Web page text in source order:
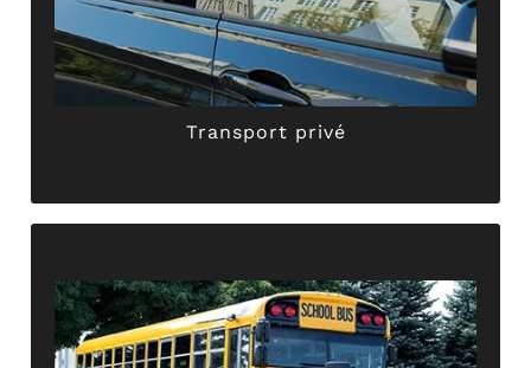
Transport privé
Transport privé
Faites appel à ABER TAXI GRIMAULT pour tous vos
déplacements entaxi, vos sorties entre amis, vos
unique. Ensuite, nos chauffeurs professionnels
assurent le transport des élèves en toute sécurité.